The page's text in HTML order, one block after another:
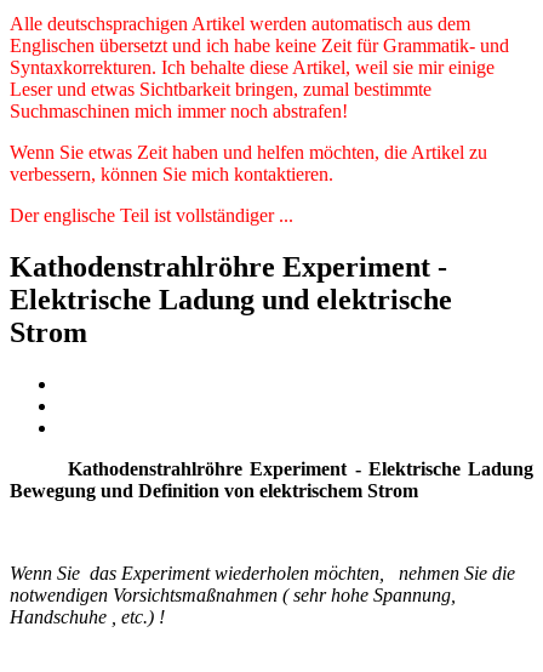
Alle deutschsprachigen Artikel werden automatisch aus dem
Englischen übersetzt und ich habe keine Zeit für Grammatik- und
Syntaxkorrekturen. Ich behalte diese Artikel, weil sie mir einige
Leser und etwas Sichtbarkeit bringen, zumal bestimmte
Suchmaschinen mich immer noch abstrafen!
Wenn Sie etwas Zeit haben und helfen möchten, die Artikel zu
verbessern, können Sie mich kontaktieren.
Der englische Teil ist vollständiger ...
Kathodenstrahlröhre Experiment -
Elektrische Ladung und elektrische
Strom
Kathodenstrahlröhre Experiment - Elektrische Ladung
Bewegung und Definition von elektrischem Strom
Wenn Sie das Experiment wiederholen möchten, nehmen Sie die
notwendigen Vorsichtsmaßnahmen ( sehr hohe Spannung,
Handschuhe , etc.) !